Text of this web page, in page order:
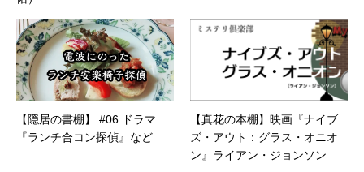
【隠居の書棚】 #06 ドラマ
『ランチ合コン探偵』など
【真花の本棚】映画『ナイブ
ズ・アウト：グラス・オニオ
ン』ライアン・ジョンソン